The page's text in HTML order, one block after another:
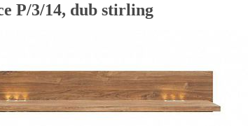
P/3/14, dub stirling